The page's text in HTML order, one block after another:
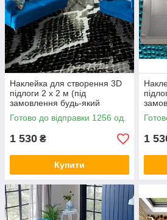
Наклейка для створення 3D
підлоги 2 х 2 м (під
замовлення будь-який
розмір) із захисною
ламінацією (БП-pol_mx045)
Готово до відправки 1256 од.
1 530 ₴
Купити
1